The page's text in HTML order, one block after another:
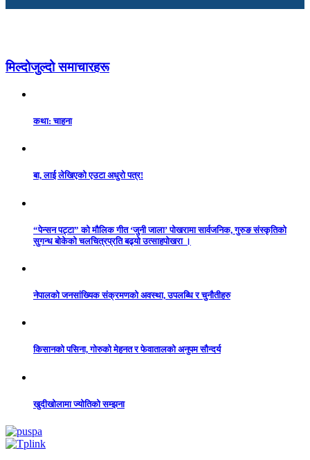
मिल्दोजुल्दो समाचारहरू
कथा: चाहना
बा, लाई लेखिएको एउटा अधुरो पत्र!
“पेन्सन पट्टा” को मौलिक गीत ‘जुनी जाला’ पोखरामा सार्वजनिक, गुरुङ संस्कृतिको
सुगन्ध बोकेको चलचित्रप्रति बढ्यो उत्साहपोखरा ।
नेपालको जनसांख्यिक संक्रमणको अवस्था, उपलब्धि र चुनौतीहरु
किसानको पसिना, गोरुको मेहनत र फेवातालको अनुपम सौन्दर्य
खुदीखोलामा ज्योतिको सम्झना